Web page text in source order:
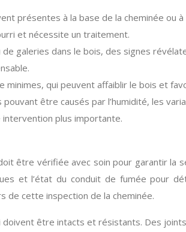
présentes à la base de la cheminée ou
et nécessite un traitement.
galeries dans le bois, des signes
qui peuvent affaiblir le bois et
être causés par l’humidité, les
plus importante.
être vérifiée avec soin pour garantir la
et l’état du conduit de fumée pour
de cette inspection de la cheminée.
être intacts et résistants. Des